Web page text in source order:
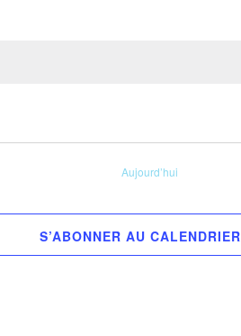
Aujourd’hui
S’ABONNER AU CALENDRIER